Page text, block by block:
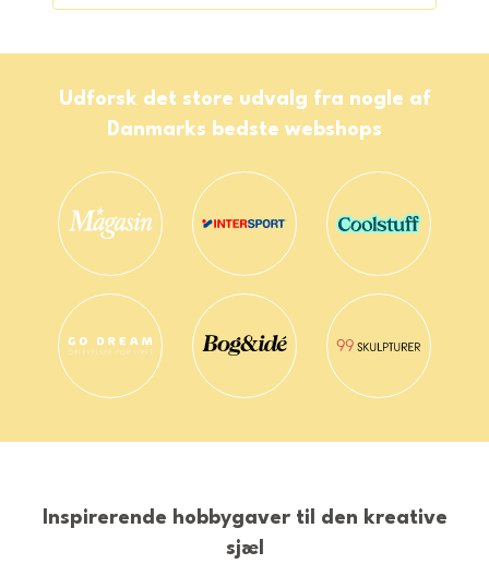
Udforsk det store udvalg fra nogle af
Danmarks bedste webshops
Inspirerende hobbygaver til den kreative
sjæl